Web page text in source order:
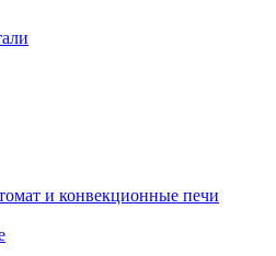
и конвекционные печи